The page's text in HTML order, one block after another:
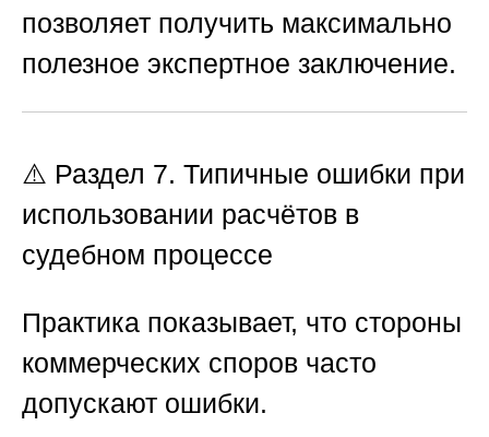
позволяет получить максимально
полезное экспертное заключение.
⚠️ Раздел 7. Типичные ошибки при
использовании расчётов в
судебном процессе
Практика показывает, что стороны
коммерческих споров часто
допускают ошибки.